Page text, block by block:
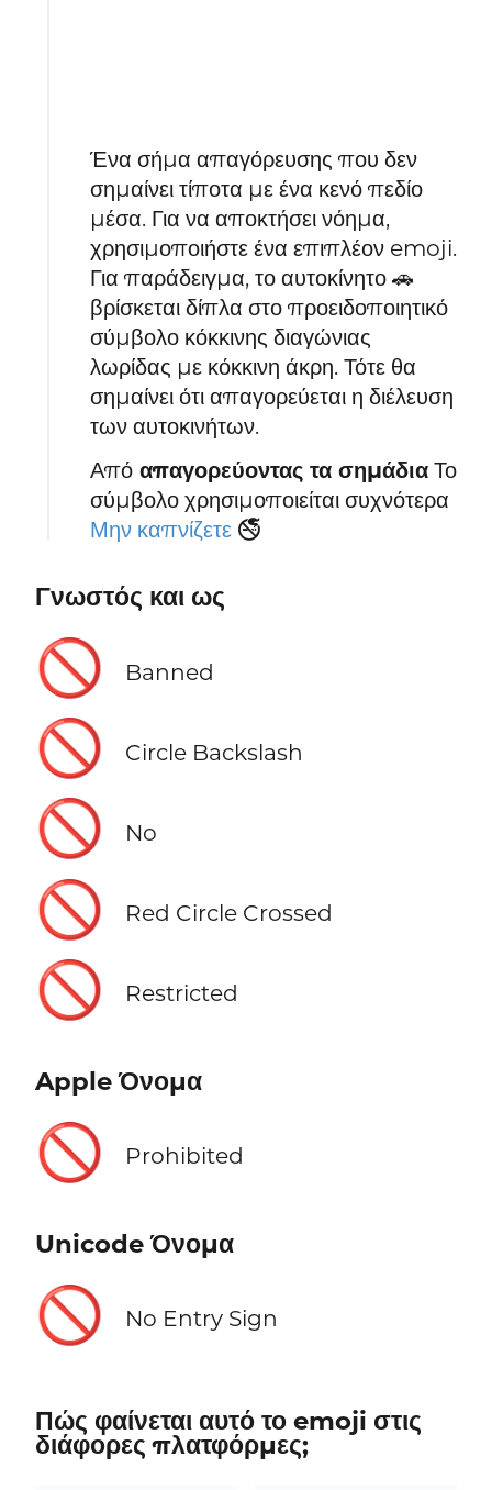
Ένα σήμα απαγόρευσης που δεν
σημαίνει τίποτα με ένα κενό πεδίο
μέσα. Για να αποκτήσει νόημα,
χρησιμοποιήστε ένα επιπλέον emoji.
Για παράδειγμα, το αυτοκίνητο 🚗
βρίσκεται δίπλα στο προειδοποιητικό
σύμβολο κόκκινης διαγώνιας
λωρίδας με κόκκινη άκρη. Τότε θα
σημαίνει ότι απαγορεύεται η διέλευση
των αυτοκινήτων.
Από απαγορεύοντας τα σημάδια Το
σύμβολο χρησιμοποιείται συχνότερα
Μην καπνίζετε 🚭
Γνωστός και ως
🚫 Banned
🚫 Circle Backslash
🚫 No
🚫 Red Circle Crossed
🚫 Restricted
Apple Όνομα
🚫 Prohibited
Unicode Όνομα
🚫 No Entry Sign
Πώς φαίνεται αυτό το emoji στις
διάφορες πλατφόρμες;